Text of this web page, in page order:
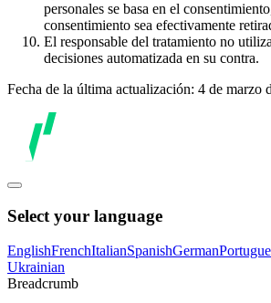
personales se basa en el
consentimiento sea efectivamente
El responsable del tratamiento no
decisiones automatizada en su contra.
Fecha de la última actualización: 4 de marzo
Select your language
EnglishFrenchItalianSpanishGerman
Ukrainian
Breadcrumb